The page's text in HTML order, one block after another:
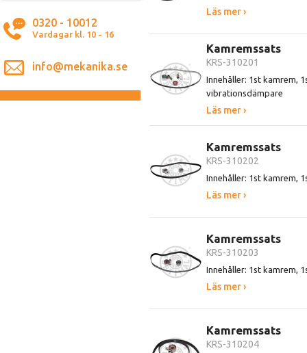
0320 - 10012
Vardagar kl. 10 - 16
info@mekanika.se
Läs mer ›
Kamremssats
KRS-310201
Innehåller: 1st kamrem,
vibrationsdämpare
Läs mer ›
Kamremssats
KRS-310202
Innehåller: 1st kamrem,
Läs mer ›
Kamremssats
KRS-310203
Innehåller: 1st kamrem,
Läs mer ›
Kamremssats
KRS-310204